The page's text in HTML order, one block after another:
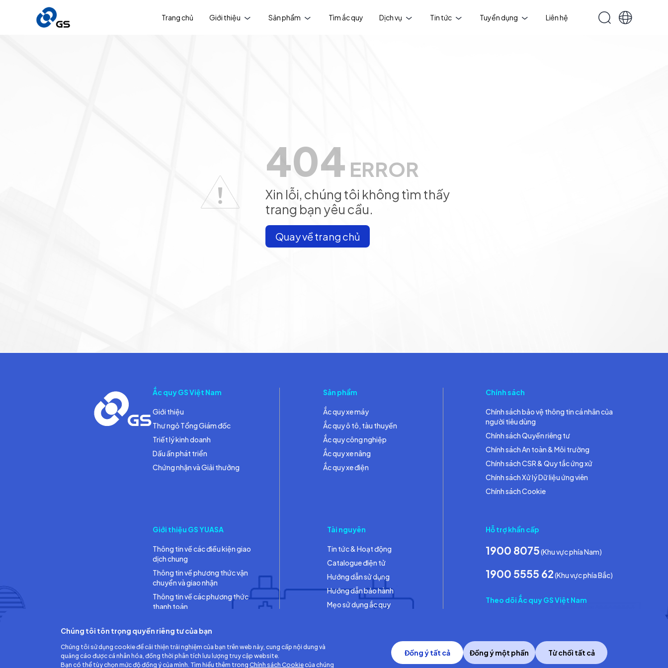
Trang chủ Giới thiệu Sản phẩm Tìm ắc quy Dịch vụ Tin tức Tuyển dụng Liên hệ
404 ERROR
Xin lỗi, chúng tôi không tìm thấy
trang bạn yêu cầu.
Quay về trang chủ
Ắc quy GS Việt Nam
Giới thiệu
Thư ngỏ Tổng Giám đốc
Triết lý kinh doanh
Dấu ấn phát triển
Chứng nhận và Giải thưởng
Sản phẩm
Ắc quy xe máy
Ắc quy ô tô, tàu thuyền
Ắc quy công nghiệp
Ắc quy xe nâng
Ắc quy xe điện
Chính sách
Chính sách bảo vệ thông tin cá nhân của
người tiêu dùng
Chính sách Quyền riêng tư
Chính sách An toàn & Môi trường
Chính sách CSR & Quy tắc ứng xử
Chính sách Xử lý Dữ liệu ứng viên
Chính sách Cookie
Giới thiệu GS YUASA
Thông tin về các điều kiện giao
dịch chung
Thông tin về phương thức vận
chuyển và giao nhận
Thông tin về các phương thức
thanh toán
Tài nguyên
Tin tức & Hoạt động
Catalogue điện tử
Hướng dẫn sử dụng
Hướng dẫn bảo hành
Mẹo sử dụng ắc quy
Hỗ trợ khẩn cấp
1900 8075(Khu vực phía Nam)
1900 5555 62(Khu vực phía Bắc)
Theo dõi Ắc quy GS Việt Nam
Công ty TNHH Ắc quy GS Việt Nam Copyright © 2014 GS Battery Vietnam Co., Ltd
Chúng tôi tôn trọng quyền riêng tư của bạn
Chúng tôi sử dụng cookie để cải thiện trải nghiệm của bạn trên web này, cung cấp nội dung và
quảng cáo được cá nhân hóa, đồng thời phân tích lưu lượng truy cập website.
Bạn có thể tùy chọn mức độ đồng ý của mình. Tìm hiểu thêm trong Chính sách Cookiecủa chúng
Đồng ý tất cả Đồng ý một phần Từ chối tất cả